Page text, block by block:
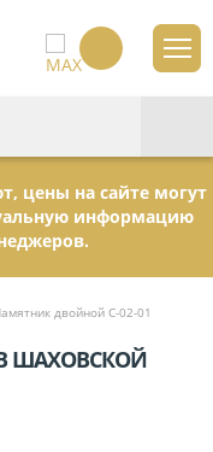
цены на сайте могут
информацию
двойной С-02-01
ШАХОВСКОЙ